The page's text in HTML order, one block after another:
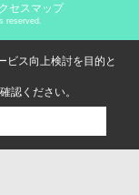
クセスマップ
reserved.
ビス向上検討を目的と
認ください。